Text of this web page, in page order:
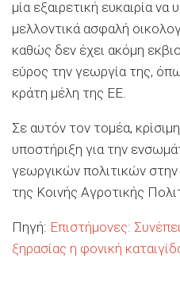
μία εξαιρετική ευκαιρία να
μελλοντικά ασφαλή
καθώς δεν έχει ακόμη
εύρος την γεωργία της,
κράτη μέλη της ΕΕ.
Σε αυτόν τον τομέα,
υποστήριξη για την
γεωργικών πολιτικών στην
της Κοινής Αγροτικής
Πηγή: Επιστήμονες:
ξηρασίας η φονική